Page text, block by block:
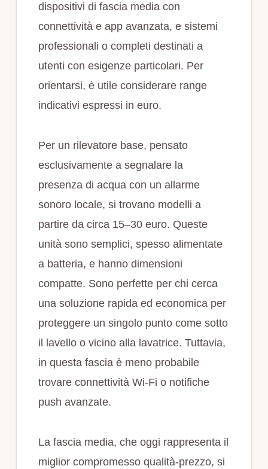
dispositivi di fascia media con
connettività e app avanzata, e sistemi
professionali o completi destinati a
utenti con esigenze particolari. Per
orientarsi, è utile considerare range
indicativi espressi in euro.
Per un rilevatore base, pensato
esclusivamente a segnalare la
presenza di acqua con un allarme
sonoro locale, si trovano modelli a
partire da circa 15–30 euro. Queste
unità sono semplici, spesso alimentate
a batteria, e hanno dimensioni
compatte. Sono perfette per chi cerca
una soluzione rapida ed economica per
proteggere un singolo punto come sotto
il lavello o vicino alla lavatrice. Tuttavia,
in questa fascia è meno probabile
trovare connettività Wi‑Fi o notifiche
push avanzate.
La fascia media, che oggi rappresenta il
miglior compromesso qualità‑prezzo, si